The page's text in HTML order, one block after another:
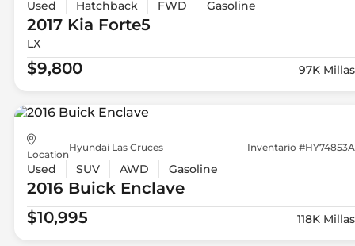
Used Hatchback FWD Gasoline
2017 Kia Forte5
LX
$9,800 97K Millas
Location
Hyundai Las Cruces Inventario #HY74853A
Used SUV AWD Gasoline
2016 BuickEnclave
$10,995
118K Millas